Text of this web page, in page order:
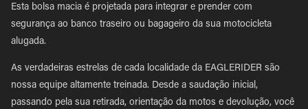
Esta bolsa macia é projetada para integrar e prender com
segurança ao banco traseiro ou bagageiro da sua motocicleta
alugada.
As verdadeiras estrelas de cada localidade da EAGLERIDER são
nossa equipe altamente treinada. Desde a saudação inicial,
passando pela sua retirada, orientação da motos e devolução, você